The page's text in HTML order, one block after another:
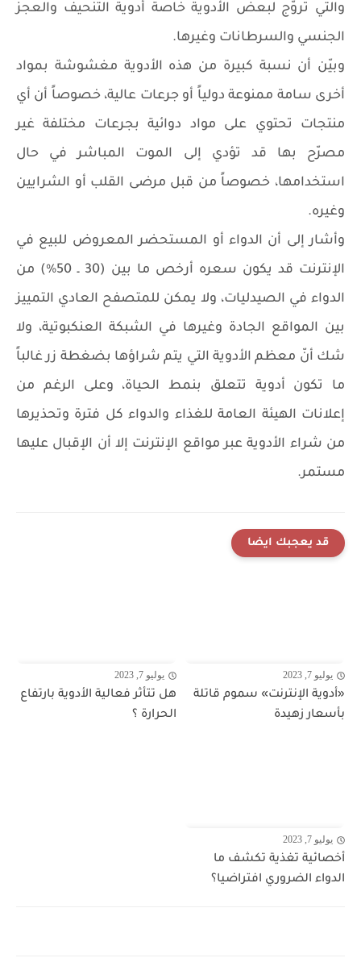
والتي تروّج لبعض الأدوية خاصة أدوية التنحيف والعجز
الجنسي والسرطانات وغيرها.
وبيّن أن نسبة كبيرة من هذه الأدوية مغشوشة بمواد
أخرى سامة ممنوعة دولياً أو جرعات عالية، خصوصاً أن أي
منتجات تحتوي على مواد دوائية بجرعات مختلفة غير
مصرّح بها قد تؤدي إلى الموت المباشر في حال
استخدامها، خصوصاً من قبل مرضى القلب أو الشرايين
وغيره.
وأشار إلى أن الدواء أو المستحضر المعروض للبيع في
الإنترنت قد يكون سعره أرخص ما بين (30 ـ 50%) من
الدواء في الصيدليات، ولا يمكن للمتصفح العادي التمييز
بين المواقع الجادة وغيرها في الشبكة العنكبوتية، ولا
شك أنّ معظم الأدوية التي يتم شراؤها بضغطة زر غالباً
ما تكون أدوية تتعلق بنمط الحياة، وعلى الرغم من
إعلانات الهيئة العامة للغذاء والدواء كل فترة وتحذيرها
من شراء الأدوية عبر مواقع الإنترنت إلا أن الإقبال عليها
مستمر.
قد يعجبك ايضا
يوليو 7, 2023
«أدوية الإنترنت» سموم قاتلة
بأسعار زهيدة
يوليو 7, 2023
هل تتأثر فعالية الأدوية بارتفاع
الحرارة ؟
يوليو 7, 2023
أخصائية تغذية تكشف ما
الدواء الضروري افتراضيا؟